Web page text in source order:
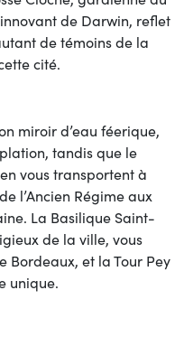
de Darwin, reflet
de témoins de la
cité.
miroir d’eau féerique,
tandis que le
vous transportent à
l’Ancien Régime aux
La Basilique Saint-
de la ville, vous
Bordeaux, et la Tour Pey
unique.